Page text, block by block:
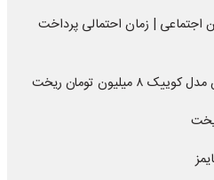
اجتماعی | زمان احتمالی پرداخت
تومان ریخت